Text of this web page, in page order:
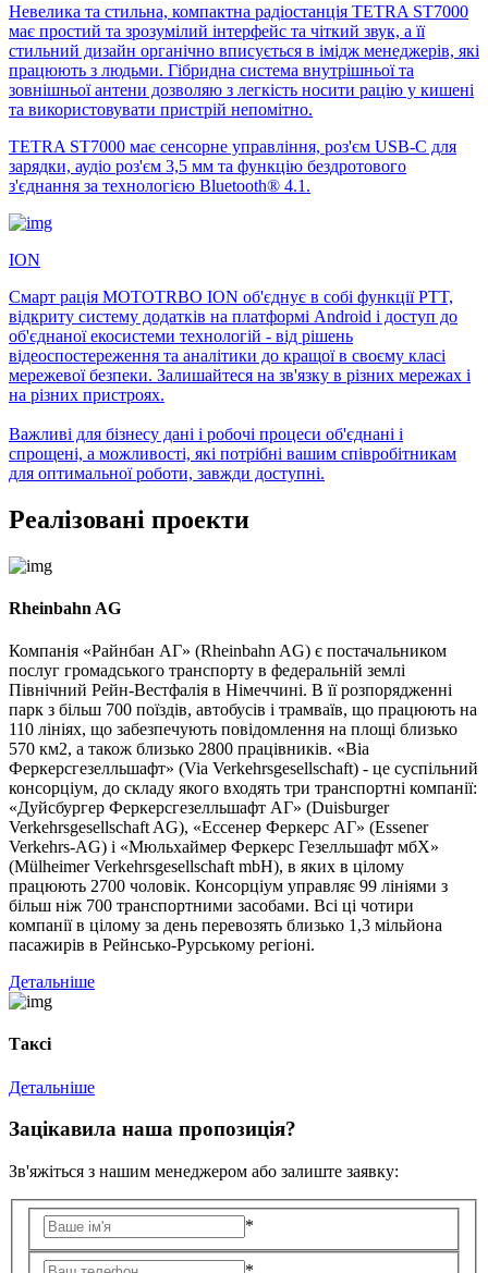
Невелика та стильна, компактна радіостанція TETRA ST7000
має простий та зрозумілий інтерфейс та чіткий звук, а її
стильний дизайн органічно вписується в імідж менеджерів, які
працюють з людьми. Гібридна система внутрішньої та
зовнішньої антени дозволяю з легкість носити рацію у кишені
та використовувати пристрій непомітно.
TETRA ST7000 має сенсорне управління, роз'єм USB-C для
зарядки, аудіо роз'єм 3,5 мм та функцію бездротового
з'єднання за технологією Bluetooth® 4.1.
ION
Смарт рація MOTOTRBO ION об'єднує в собі функції PTT,
відкриту систему додатків на платформі Android і доступ до
об'єднаної екосистеми технологій - від рішень
відеоспостереження та аналітики до кращої в своєму класі
мережевої безпеки. Залишайтеся на зв'язку в різних мережах і
на різних пристроях.
Важливі для бізнесу дані і робочі процеси об'єднані і
спрощені, а можливості, які потрібні вашим співробітникам
для оптимальної роботи, завжди доступні.
Реалізовані проекти
Rheinbahn AG
Компанія «Райнбан АГ» (Rheinbahn AG) є постачальником
послуг громадського транспорту в федеральній землі
Північний Рейн-Вестфалія в Німеччині. В її розпорядженні
парк з більш 700 поїздів, автобусів і трамваїв, що працюють на
110 лініях, що забезпечують повідомлення на площі близько
570 км2, а також близько 2800 працівників. «Віа
Феркерсгезелльшафт» (Via Verkehrsgesellschaft) - це суспільний
консорціум, до складу якого входять три транспортні компанії:
«Дуйсбургер Феркерсгезелльшафт АГ» (Duisburger
Verkehrsgesellschaft AG), «Ессенер Феркерс АГ» (Essener
Verkehrs-AG) і «Мюльхаймер Феркерс Гезелльшафт мбХ»
(Mülheimer Verkehrsgesellschaft mbH), в яких в цілому
працюють 2700 чоловік. Консорціум управляє 99 лініями з
більш ніж 700 транспортними засобами. Всі ці чотири
компанії в цілому за день перевозять близько 1,3 мільйона
пасажирів в Рейнсько-Рурському регіоні.
Детальніше
Таксі
Детальніше
Зацікавила наша пропозиція?
Зв'яжіться з нашим менеджером або залиште заявку:
*